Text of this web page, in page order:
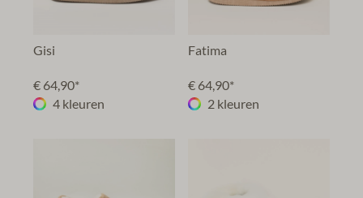
Gisi
€ 64,90*
4 kleuren
Fatima
€ 64,90*
2 kleuren